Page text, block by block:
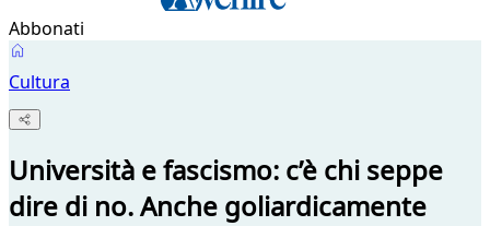
Abbonati
Cultura
Università e fascismo: c’è chi seppe
dire di no. Anche goliardicamente